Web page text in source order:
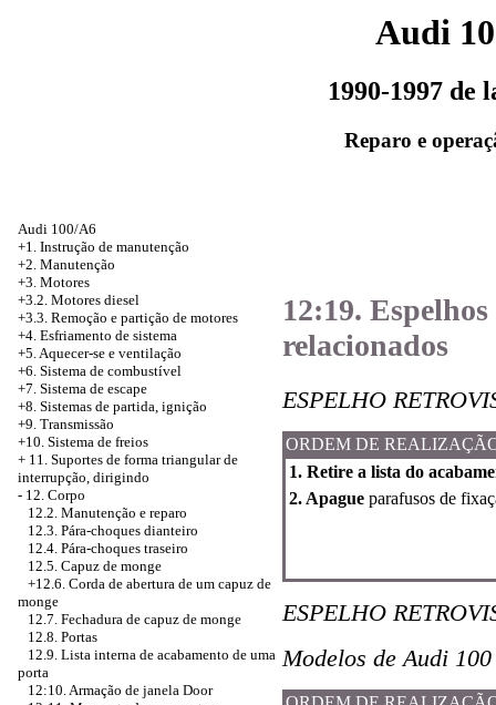
Audi
1990-1997 de
Reparo e
Audi 100/A6
+1. Instrução de manutenção
+2. Manutenção
+3. Motores
+3.2. Motores diesel
+3.3. Remoção e partição de motores
+4. Esfriamento de sistema
+5. Aquecer-se e ventilação
+6. Sistema de combustível
+7. Sistema de escape
+8. Sistemas de partida, ignição
+9. Transmissão
+10. Sistema de freios
+ 11. Suportes de forma triangular de
interrupção, dirigindo
- 12. Corpo
12.2. Manutenção e reparo
12.3. Pára-choques dianteiro
12.4. Pára-choques traseiro
12.5. Capuz de monge
+12.6. Corda de abertura de um capuz de
monge
12.7. Fechadura de capuz de monge
12.8. Portas
12.9. Lista interna de acabamento de uma
porta
12:10. Armação de janela Door
12:19.
relacionados
ESPELHO
ORDEM DE
1. Retire a lista do
2. Apague parafusos de
ESPELHO
Modelos de Audi 100